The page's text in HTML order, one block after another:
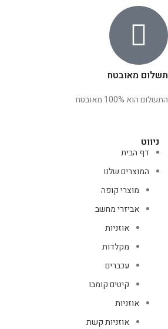
תשלום מאובטח
התשלום הוא 100% מאובטח
ניווט
דף הבית
המוצרים שלנו
מוצרי קופה
אביזרי מחשב
אוזניות
מקלדות
עכברים
קיטים קומבו
אוזניות
אוזניות קשת